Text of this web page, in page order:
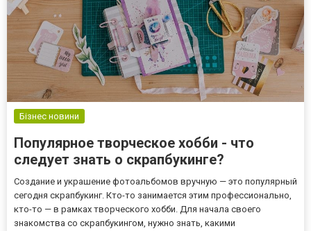
Бізнес новини
Популярное творческое хобби - что
следует знать о скрапбукинге?
Создание и украшение фотоальбомов вручную — это популярный
сегодня скрапбукинг. Кто-то занимается этим профессионально,
кто-то — в рамках творческого хобби. Для начала своего
знакомства со скрапбукингом, нужно знать, какими